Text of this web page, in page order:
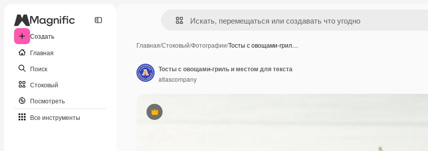
Создать
Главная
Поиск
Стоковый
Посмотреть
Все инструменты
Главная/Стоковый/Фотографии/Тосты с овощами-грил…
Премиум
Тосты с овощами-гриль и местом для текста
atlascompany